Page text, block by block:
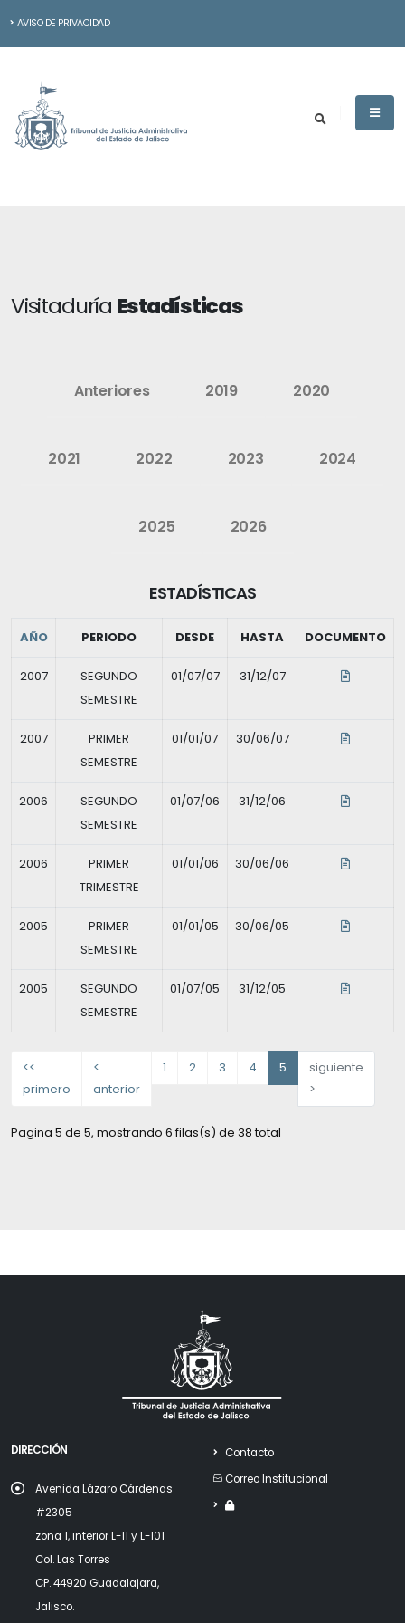
AVISO DE PRIVACIDAD
Visitaduría Estadísticas
Anteriores 2019 2020
2021 2022 2023 2024
2025 2026
ESTADÍSTICAS
AÑO PERIODO DESDE HASTA DOCUMENTO
2007
SEGUNDO
SEMESTRE
01/07/07 31/12/07
2007
PRIMER
SEMESTRE
01/01/07 30/06/07
2006
SEGUNDO
SEMESTRE
01/07/06 31/12/06
2006
PRIMER
TRIMESTRE
01/01/06 30/06/06
2005
PRIMER
SEMESTRE
01/01/05 30/06/05
2005
SEGUNDO
SEMESTRE
01/07/05 31/12/05
<<
primero
<
anterior
1 2 3 4 5
siguiente
>
Pagina 5 de 5, mostrando 6 filas(s) de 38 total
DIRECCIÓN
Avenida Lázaro Cárdenas
#2305
zona 1, interior L-11 y L-101
Col. Las Torres
CP. 44920 Guadalajara,
Jalisco.
Contacto
Correo Institucional